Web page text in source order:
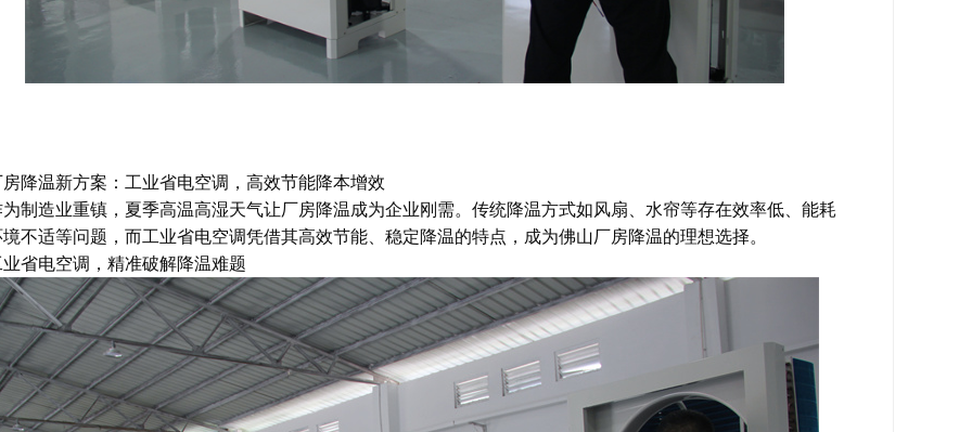
降温新方案：工业省电空调，高效节能降本增效
制造业重镇，夏季高温高湿天气让厂房降温成为企业刚需。传统降温方式如风扇、水帘等存在效率低、能耗
不适等问题，而工业省电空调凭借其高效节能、稳定降温的特点，成为佛山厂房降温的理想选择。
省电空调，精准破解降温难题